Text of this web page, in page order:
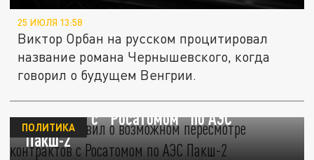
25 ИЮЛЯ 13:58
Виктор Орбан на русском процитировал
название романа Чернышевского, когда
говорил о будущем Венгрии.
Мадьяр заявил о возможном пересмотре
контрактов с "Росатомом" по АЭС
"Пакш-2"
ПОЛИТИКА